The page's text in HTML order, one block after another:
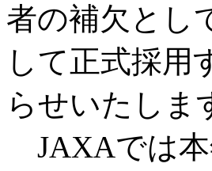
者の補欠とし
して正式採用
らせいたしま
JAXAでは本